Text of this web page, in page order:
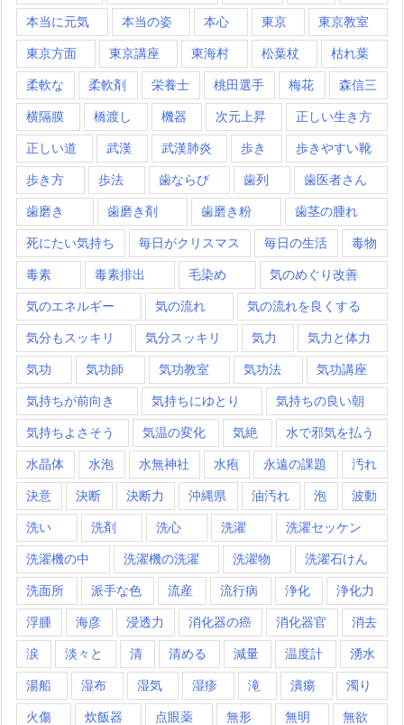
本当に元気 本当の姿 本心 東京 東京教室
東京方面 東京講座 東海村 松葉杖 枯れ葉
柔軟な 柔軟剤 栄養士 桃田選手 梅花 森信三
横隔膜 橋渡し 機器 次元上昇 正しい生き方
正しい道 武漢 武漢肺炎 歩き 歩きやすい靴
歩き方 歩法 歯ならび 歯列 歯医者さん
歯磨き 歯磨き剤 歯磨き粉 歯茎の腫れ
死にたい気持ち 毎日がクリスマス 毎日の生活 毒物
毒素 毒素排出 毛染め 気のめぐり改善
気のエネルギー 気の流れ 気の流れを良くする
気分もスッキリ 気分スッキリ 気力 気力と体力
気功 気功師 気功教室 気功法 気功講座
気持ちが前向き 気持ちにゆとり 気持ちの良い朝
気持ちよさそう 気温の変化 気絶 水で邪気を払う
水晶体 水泡 水無神社 水疱 永遠の課題 汚れ
決意 決断 決断力 沖縄県 油汚れ 泡 波動
洗い 洗剤 洗心 洗濯 洗濯セッケン
洗濯機の中 洗濯機の洗濯 洗濯物 洗濯石けん
洗面所 派手な色 流産 流行病 浄化 浄化力
浮腫 海彦 浸透力 消化器の癌 消化器官 消去
涙 淡々と 清 清める 減量 温度計 湧水
湯船 湿布 湿気 湿疹 滝 潰瘍 濁り
火傷 炊飯器 点眼薬 無形 無明 無欲